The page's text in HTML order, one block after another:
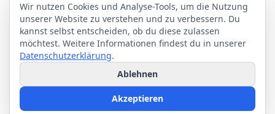
Wir nutzen Cookies und Analyse-Tools, um die Nutzung
unserer Website zu verstehen und zu verbessern. Du
kannst selbst entscheiden, ob du diese zulassen
möchtest. Weitere Informationen findest du in unserer
Datenschutzerklärung.
Ablehnen
Akzeptieren